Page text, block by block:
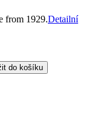
from 1929.Detailní